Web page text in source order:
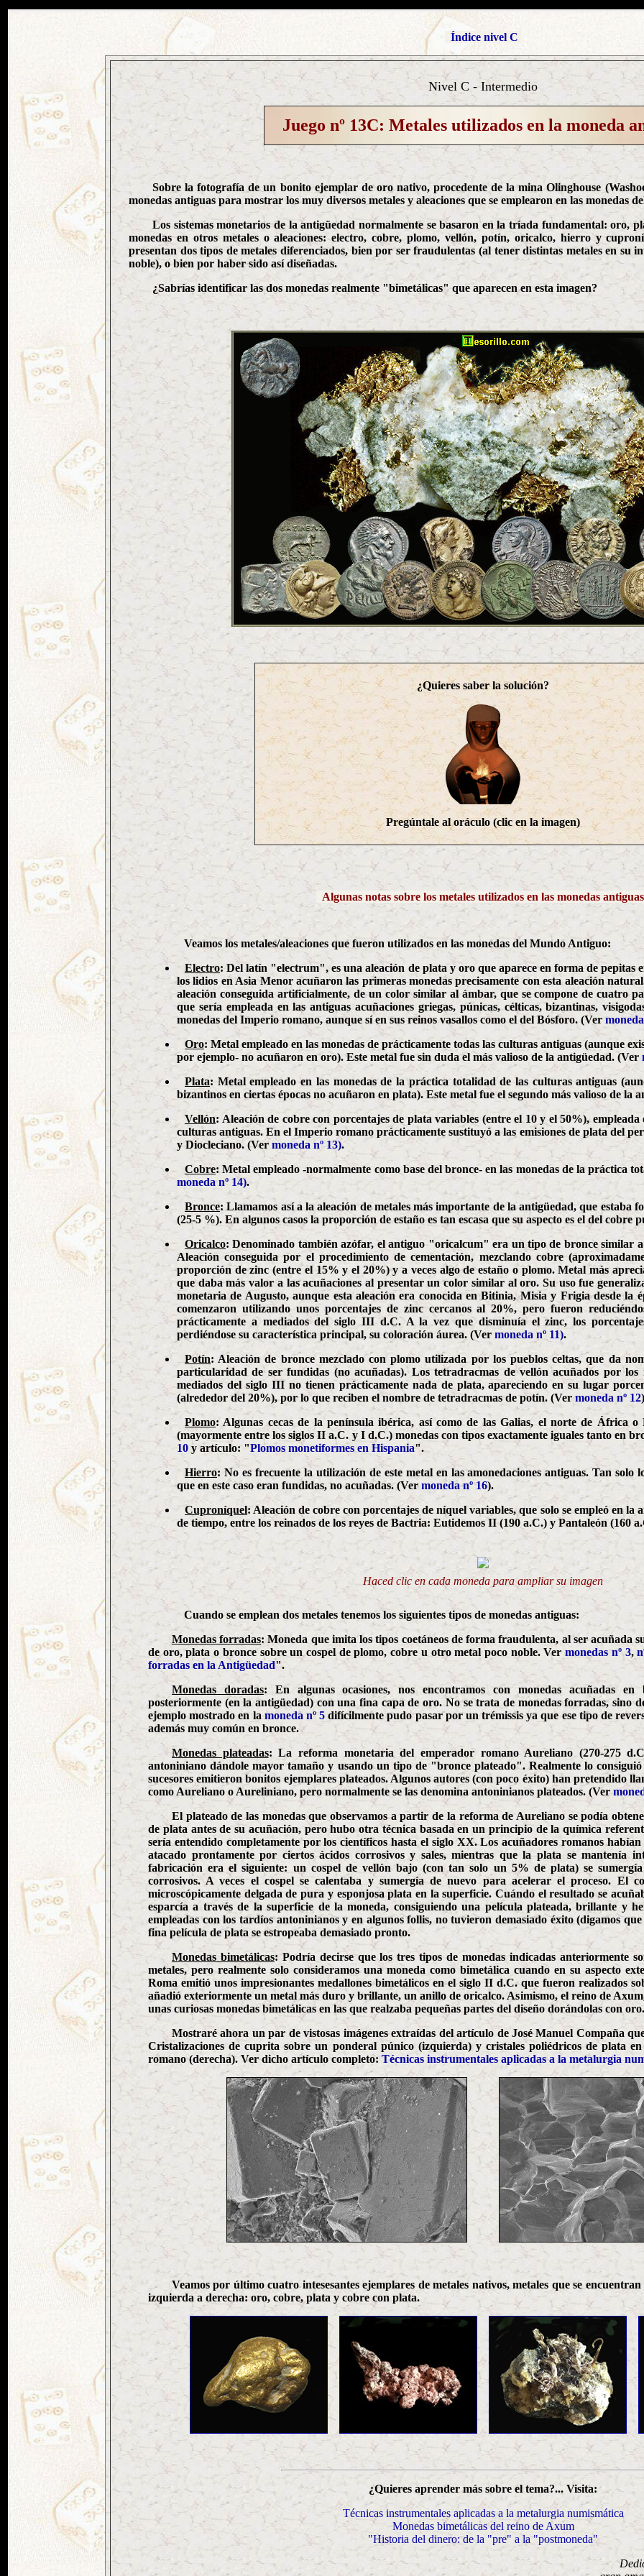
Índice nivel C
Nivel C - Intermedio
Juego nº 13C: Metales utilizados en la moneda
Sobre la fotografía de un bonito ejemplar de oro nativo, procedente de la mina Olinghouse
monedas antiguas para mostrar los muy diversos metales y aleaciones que se emplearon en las monedas
Los sistemas monetarios de la antigüedad normalmente se basaron en la tríada fundamental: oro,
monedas en otros metales o aleaciones: electro, cobre, plomo, vellón, potín, oricalco, hierro y
presentan dos tipos de metales diferenciados, bien por ser fraudulentas (al tener distintas metales en su
noble), o bien por haber sido así diseñadas.
¿Sabrías identificar las dos monedas realmente "bimetálicas" que aparecen en esta imagen?
¿Quieres saber la solución?
Pregúntale al oráculo (clic en la imagen)
Algunas notas sobre los metales utilizados en las monedas
Veamos los metales/aleaciones que fueron utilizados en las monedas del Mundo Antiguo:
Electro: Del latín "electrum", es una aleación de plata y oro que aparece en forma de pepitas
los lidios en Asia Menor acuñaron las primeras monedas precisamente con esta aleación
aleación conseguida artificialmente, de un color similar al ámbar, que se compone de cuatro
que sería empleada en las antiguas acuñaciones griegas, púnicas, célticas, bizantinas,
monedas del Imperio romano, aunque sí en sus reinos vasallos como el del Bósforo. (Ver
Oro: Metal empleado en las monedas de prácticamente todas las culturas antiguas (aunque
por ejemplo- no acuñaron en oro). Este metal fue sin duda el más valioso de la antigüedad. (Ver
Plata: Metal empleado en las monedas de la práctica totalidad de las culturas antiguas
bizantinos en ciertas épocas no acuñaron en plata). Este metal fue el segundo más valioso de la
Vellón: Aleación de cobre con porcentajes de plata variables (entre el 10 y el 50%), empleada
culturas antiguas. En el Imperio romano prácticamente sustituyó a las emisiones de plata del
y Diocleciano. (Ver moneda nº 13).
Cobre: Metal empleado -normalmente como base del bronce- en las monedas de la práctica
moneda nº 14).
Bronce: Llamamos así a la aleación de metales más importante de la antigüedad, que estaba
(25-5 %). En algunos casos la proporción de estaño es tan escasa que su aspecto es el del cobre
Oricalco: Denominado también azófar, el antiguo "oricalcum" era un tipo de bronce similar
Aleación conseguida por el procedimiento de cementación, mezclando cobre
proporción de zinc (entre el 15% y el 20%) y a veces algo de estaño o plomo. Metal más
que daba más valor a las acuñaciones al presentar un color similar al oro. Su uso fue
monetaria de Augusto, aunque esta aleación era conocida en Bitinia, Misia y Frigia desde la
comenzaron utilizando unos porcentajes de zinc cercanos al 20%, pero fueron
prácticamente a mediados del siglo III d.C. A la vez que disminuía el zinc, los
perdiéndose su característica principal, su coloración áurea. (Ver moneda nº 11).
Potín: Aleación de bronce mezclado con plomo utilizada por los pueblos celtas, que da
particularidad de ser fundidas (no acuñadas). Los tetradracmas de vellón acuñados por
mediados del siglo III no tienen prácticamente nada de plata, apareciendo en su lugar
(alrededor del 20%), por lo que reciben el nombre de tetradracmas de potín. (Ver moneda nº 12
Plomo: Algunas cecas de la península ibérica, así como de las Galias, el norte de África
(mayormente entre los siglos II a.C. y I d.C.) monedas con tipos exactamente iguales tanto en
10 y artículo: "Plomos monetiformes en Hispania".
Hierro: No es frecuente la utilización de este metal en las amonedaciones antiguas. Tan solo
que en este caso eran fundidas, no acuñadas. (Ver moneda nº 16).
Cuproníquel: Aleación de cobre con porcentajes de níquel variables, que solo se empleó en
de tiempo, entre los reinados de los reyes de Bactria: Eutidemos II (190 a.C.) y Pantaleón (160
Haced clic en cada moneda para ampliar su imagen
Cuando se emplean dos metales tenemos los siguientes tipos de monedas antiguas:
Monedas forradas: Moneda que imita los tipos coetáneos de forma fraudulenta, al ser acuñada
de oro, plata o bronce sobre un cospel de plomo, cobre u otro metal poco noble. Vermonedas nº 3,
forradas en la Antigüedad".
Monedas doradas: En algunas ocasiones, nos encontramos con monedas acuñadas
posteriormente (en la antigüedad) con una fina capa de oro. No se trata de monedas forradas, sino
ejemplo mostrado en la moneda nº 5 difícilmente pudo pasar por un trémissis ya que ese tipo de
además muy común en bronce.
Monedas plateadas: La reforma monetaria del emperador romano Aureliano (270-275
antoniniano dándole mayor tamaño y usando un tipo de "bronce plateado". Realmente lo
sucesores emitieron bonitos ejemplares plateados. Algunos autores (con poco éxito) han pretendido
como Aureliano o Aureliniano, pero normalmente se las denomina antoninianos plateados. (Ver
El plateado de las monedas que observamos a partir de la reforma de Aureliano se podía
de plata antes de su acuñación, pero hubo otra técnica basada en un principio de la química
sería entendido completamente por los científicos hasta el siglo XX. Los acuñadores romanos
atacado prontamente por ciertos ácidos corrosivos y sales, mientras que la plata se mantenía
fabricación era el siguiente: un cospel de vellón bajo (con tan solo un 5% de plata) se
corrosivos. A veces el cospel se calentaba y sumergía de nuevo para acelerar el proceso. El
microscópicamente delgada de pura y esponjosa plata en la superficie. Cuándo el resultado se
esparcía a través de la superficie de la moneda, consiguiendo una película plateada, brillante y
empleadas con los tardíos antoninianos y en algunos follis, no tuvieron demasiado éxito (digamos
fina película de plata se estropeaba demasiado pronto.
Monedas bimetálicas: Podría decirse que los tres tipos de monedas indicadas anteriormente
metales, pero realmente solo consideramos una moneda como bimetálica cuando en su aspecto
Roma emitió unos impresionantes medallones bimetálicos en el siglo II d.C. que fueron realizados
añadió exteriormente un metal más duro y brillante, un anillo de oricalco. Asimismo, el reino de
unas curiosas monedas bimetálicas en las que realzaba pequeñas partes del diseño dorándolas con
Mostraré ahora un par de vistosas imágenes extraídas del artículo de José Manuel Compaña
Cristalizaciones de cuprita sobre un ponderal púnico (izquierda) y cristales poliédricos de plata
romano (derecha). Ver dicho artículo completo: Técnicas instrumentales aplicadas a la metalurgia
Veamos por último cuatro intesesantes ejemplares de metales nativos, metales que se
izquierda a derecha: oro, cobre, plata y cobre con plata.
¿Quieres aprender más sobre el tema?... Visita:
Técnicas instrumentales aplicadas a la metalurgia numismática
Monedas bimetálicas del reino de Axum
"Historia del dinero: de la "pre" a la "postmoneda"